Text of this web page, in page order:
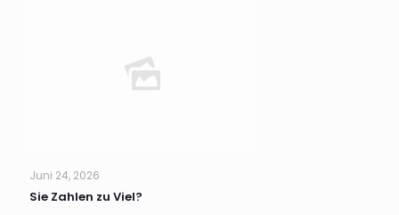
Juni 24, 2026
Sie Zahlen zu Viel?